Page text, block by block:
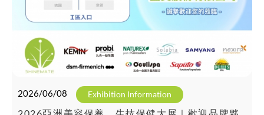
2026/06/08 Exhibition Information